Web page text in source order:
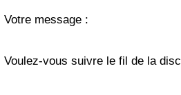
Votre message :
Voulez-vous suivre le fil de la